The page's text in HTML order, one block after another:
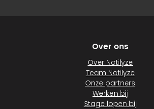
Over ons
Over Notilyze
Team Notilyze
Onze partners
Werken bij
Stage lopen bij